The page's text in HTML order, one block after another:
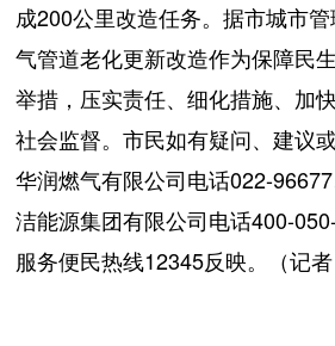
成200公里改造任务。据市城市
气管道老化更新改造作为保障民
举措，压实责任、细化措施、加
社会监督。市民如有疑问、建议
华润燃气有限公司电话022-
洁能源集团有限公司电话400-
服务便民热线12345反映。（记者